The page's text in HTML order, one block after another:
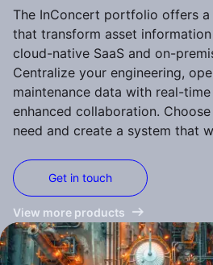
The InConcert portfolio offers
that transform asset
cloud-native SaaS and on-
Centralize your engineering,
maintenance data with real-
enhanced collaboration.
need and create a system that
Get in touch
View more products